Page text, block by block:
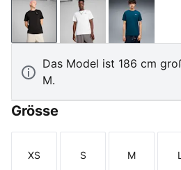
PUMA BlackPUMA WhiteMidnight
Das Model ist 186 cm
M.
Grösse
Größe
XS
Größe
S
Größe
M L